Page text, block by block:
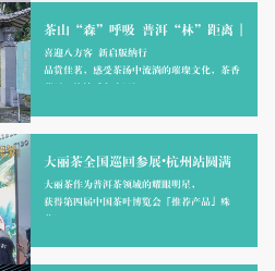
茶山“森”呼吸 普洱“林”距离 |
大丽茶11月云南茶山深度游
喜迎八方客 新启版纳行
品赏佳茗，感受茶汤中流淌的璀璨文化，茶香
大丽茶全国巡回参展•杭州站圆满
落幕
大丽茶作为普洱茶领域的耀眼明星，
获得第四届中国茶叶博览会「推荐产品」殊
荣！